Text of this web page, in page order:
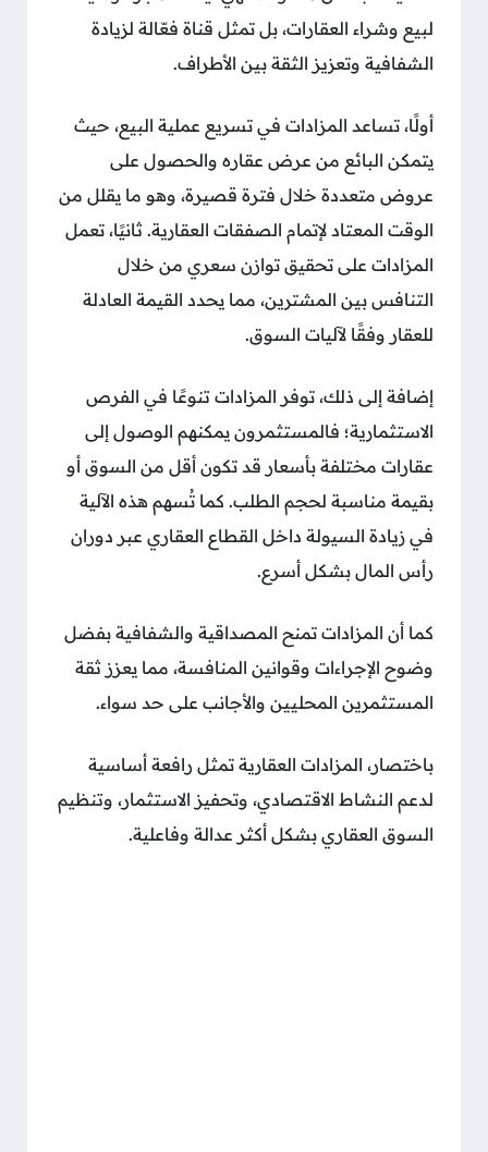
لبيع وشراء العقارات، بل تمثل قناة فعّالة لزيادة
الشفافية وتعزيز الثقة بين الأطراف.
أولًا، تساعد المزادات في تسريع عملية البيع، حيث
يتمكن البائع من عرض عقاره والحصول على
عروض متعددة خلال فترة قصيرة، وهو ما يقلل من
الوقت المعتاد لإتمام الصفقات العقارية. ثانيًا، تعمل
المزادات على تحقيق توازن سعري من خلال
التنافس بين المشترين، مما يحدد القيمة العادلة
للعقار وفقًا لآليات السوق.
إضافة إلى ذلك، توفر المزادات تنوعًا في الفرص
الاستثمارية؛ فالمستثمرون يمكنهم الوصول إلى
عقارات مختلفة بأسعار قد تكون أقل من السوق أو
بقيمة مناسبة لحجم الطلب. كما تُسهم هذه الآلية
في زيادة السيولة داخل القطاع العقاري عبر دوران
رأس المال بشكل أسرع.
كما أن المزادات تمنح المصداقية والشفافية بفضل
وضوح الإجراءات وقوانين المنافسة، مما يعزز ثقة
المستثمرين المحليين والأجانب على حد سواء.
باختصار، المزادات العقارية تمثل رافعة أساسية
لدعم النشاط الاقتصادي، وتحفيز الاستثمار، وتنظيم
السوق العقاري بشكل أكثر عدالة وفاعلية.